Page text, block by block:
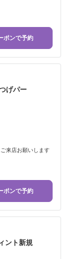
ポンで予約
げパー
来店お願いします
ポンで予約
ント新規